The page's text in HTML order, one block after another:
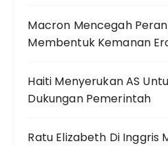
Macron Mencegah
Membentuk Kemanan
Haiti Menyerukan AS
Dukungan Pemerintah
Ratu Elizabeth Di Inggris